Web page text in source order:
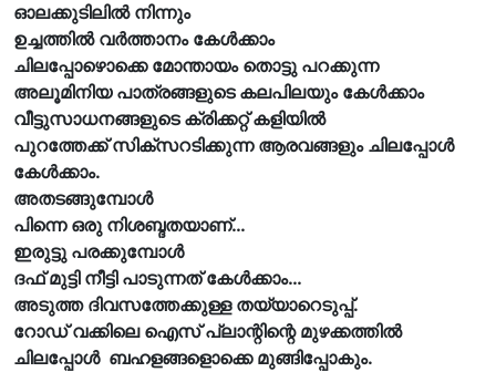
ഓലക്കുടിലിൽ നിന്നും
ഉച്ചത്തിൽ വർത്താനം കേൾക്കാം
ചിലപ്പോഴൊക്കെ മോന്തായം തൊട്ടു പറക്കുന്ന
അലൂമിനിയ പാത്രങ്ങളുടെ കലപിലയും കേൾക്കാം
വീട്ടുസാധനങ്ങളുടെ ക്രിക്കറ്റ് കളിയിൽ
പുറത്തേക്ക് സിക്സറടിക്കുന്ന ആരവങ്ങളും ചിലപ്പോൾ
കേൾക്കാം.
അതടങ്ങുമ്പോൾ
പിന്നെ ഒരു നിശബ്ദതയാണ്…
ഇരുട്ടു പരക്കുമ്പോൾ
ദഫ് മുട്ടി നീട്ടി പാടുന്നത് കേൾക്കാം…
അടുത്ത ദിവസത്തേക്കുള്ള തയ്യാറെടുപ്പ്.
റോഡ് വക്കിലെ ഐസ് പ്ലാന്റിന്റെ മുഴക്കത്തിൽ
ചിലപ്പോൾ ബഹളങ്ങളൊക്കെ മുങ്ങിപ്പോകും.